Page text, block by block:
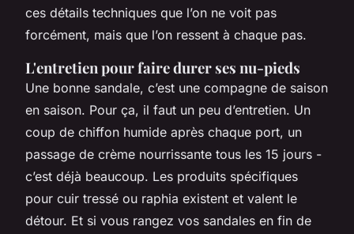
ces détails techniques que l’on ne voit pas
forcément, mais que l’on ressent à chaque pas.
L'entretien pour faire durer ses nu-pieds
Une bonne sandale, c’est une compagne de saison
en saison. Pour ça, il faut un peu d’entretien. Un
coup de chiffon humide après chaque port, un
passage de crème nourrissante tous les 15 jours -
c’est déjà beaucoup. Les produits spécifiques
pour cuir tressé ou raphia existent et valent le
détour. Et si vous rangez vos sandales en fin de